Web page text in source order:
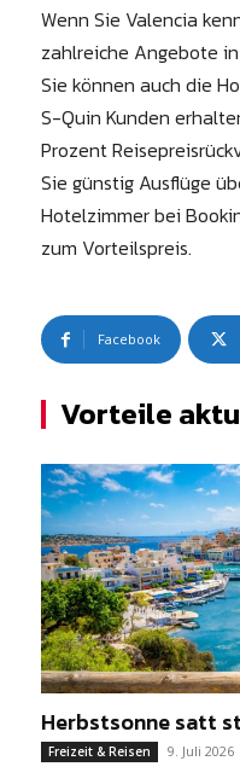
Wenn Sie Valencia
zahlreiche Angebote
Sie können auch die
S-Quin Kunden
Prozent
Sie günstig Ausflüge
Hotelzimmer bei
zum Vorteilspreis.
Facebook
Vorteile
Herbstsonne satt
Freizeit & Reisen 9. Juli 2026